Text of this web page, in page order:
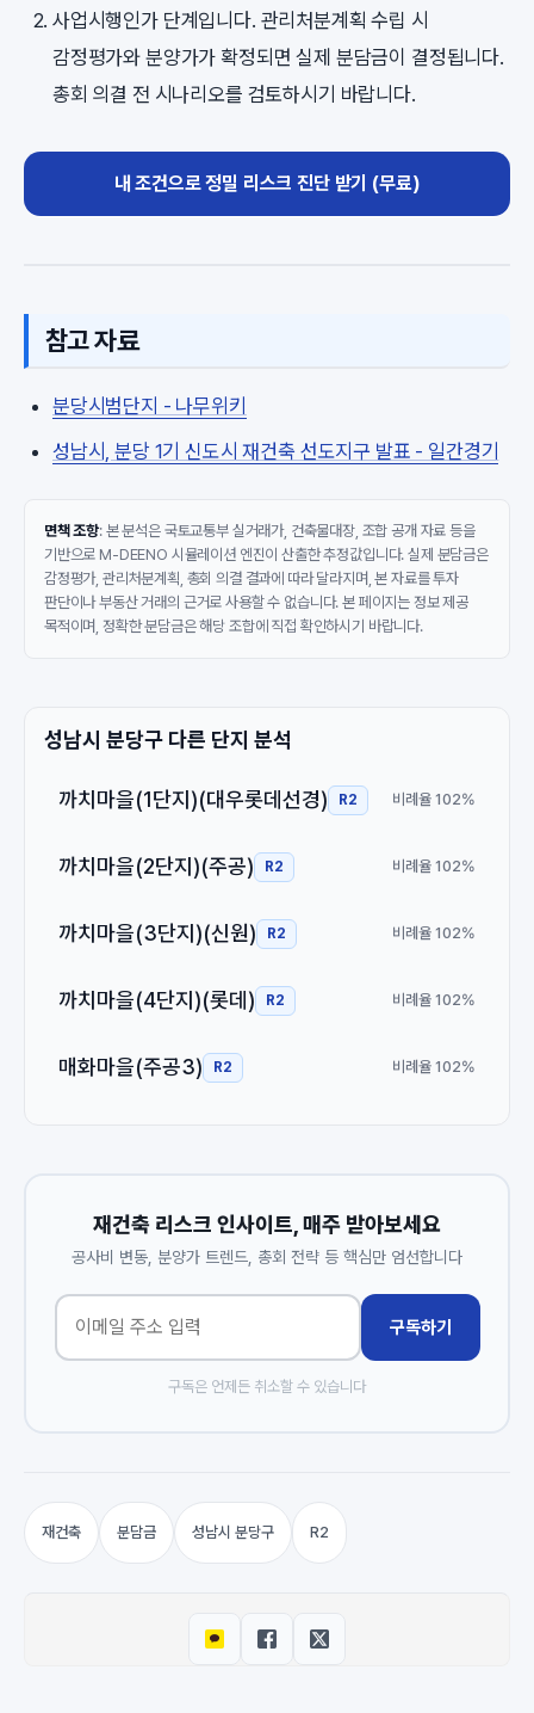
사업시행인가 단계입니다. 관리처분계획 수립 시
감정평가와 분양가가 확정되면 실제 분담금이 결정됩니다.
총회 의결 전 시나리오를 검토하시기 바랍니다.
내 조건으로 정밀 리스크 진단 받기 (무료)
참고 자료
분당시범단지 - 나무위키
성남시, 분당 1기 신도시 재건축 선도지구 발표 - 일간경기
면책 조항: 본 분석은 국토교통부 실거래가, 건축물대장, 조합 공개 자료 등을
기반으로 M-DEENO 시뮬레이션 엔진이 산출한 추정값입니다. 실제 분담금은
감정평가, 관리처분계획, 총회 의결 결과에 따라 달라지며, 본 자료를 투자
판단이나 부동산 거래의 근거로 사용할 수 없습니다. 본 페이지는 정보 제공
목적이며, 정확한 분담금은 해당 조합에 직접 확인하시기 바랍니다.
성남시 분당구 다른 단지 분석
까치마을(1단지)(대우롯데선경) R2 비례율 102%
까치마을(2단지)(주공) R2 비례율 102%
까치마을(3단지)(신원) R2 비례율 102%
까치마을(4단지)(롯데) R2 비례율 102%
매화마을(주공3) R2 비례율 102%
재건축 리스크 인사이트, 매주 받아보세요
공사비 변동, 분양가 트렌드, 총회 전략 등 핵심만 엄선합니다
구독하기
구독은 언제든 취소할 수 있습니다
재건축 분담금 성남시 분당구 R2